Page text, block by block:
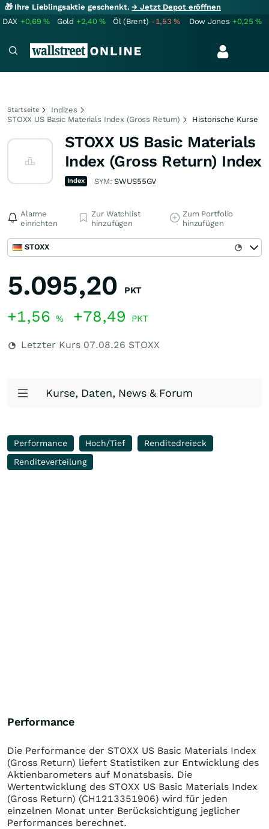
🎁 Ihre Lieblingsaktie geschenkt.→ Jetzt Depot eröffnen
DAX +0,69% Gold +2,40% Öl (Brent) -1,53% Dow Jones +0,25%
Startseite
Indizes
STOXX US Basic Materials Index (Gross Return)
Historische Kurse
STOXX US Basic Materials
Index (Gross Return) Index
Index SYM:SWUS55GV
Alarme
einrichten
Zur Watchlist
hinzufügen
Zum Portfolio
hinzufügen
STOXX
5.095,20 PKT
+1,56 % +78,49 PKT
Letzter Kurs 07.08.26 STOXX
Kurse, Daten, News & Forum
Performance Hoch/Tief
Renditedreieck
Renditeverteilung
Performance
Die Performance der STOXX US Basic Materials Index
(Gross Return) liefert Statistiken zur Entwicklung des
Aktienbarometers auf Monatsbasis. Die
Wertentwicklung des STOXX US Basic Materials Index
(Gross Return) (CH1213351906) wird für jeden
einzelnen Monat unter Berücksichtigung jeglicher
Performances berechnet.